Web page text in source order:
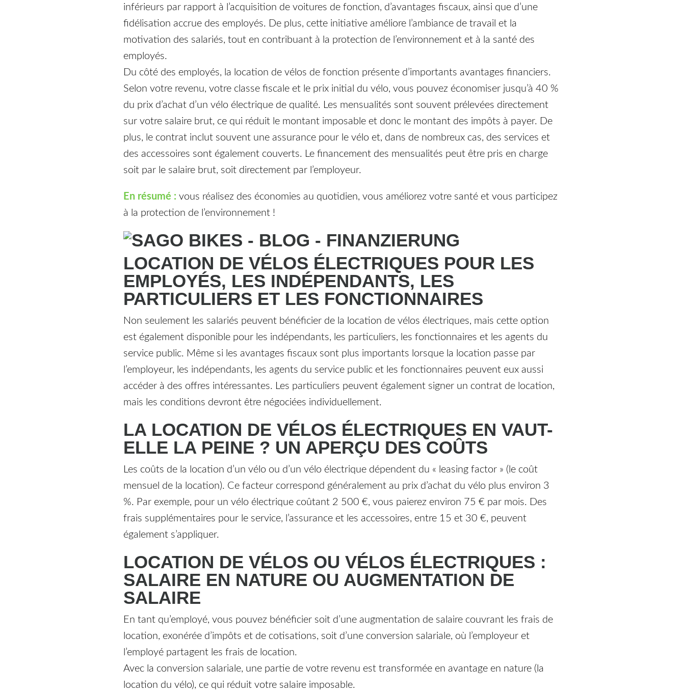
inférieurs par rapport à l’acquisition de voitures de fonction, d’avantages fiscaux, ainsi que d’une
fidélisation accrue des employés. De plus, cette initiative améliore l’ambiance de travail et la
motivation des salariés, tout en contribuant à la protection de l’environnement et à la santé des
employés.
Du côté des employés, la location de vélos de fonction présente d’importants avantages financiers.
Selon votre revenu, votre classe fiscale et le prix initial du vélo, vous pouvez économiser jusqu’à 40 %
du prix d’achat d’un vélo électrique de qualité. Les mensualités sont souvent prélevées directement
sur votre salaire brut, ce qui réduit le montant imposable et donc le montant des impôts à payer. De
plus, le contrat inclut souvent une assurance pour le vélo et, dans de nombreux cas, des services et
des accessoires sont également couverts. Le financement des mensualités peut être pris en charge
soit par le salaire brut, soit directement par l’employeur.
En résumé : vous réalisez des économies au quotidien, vous améliorez votre santé et vous participez
à la protection de l’environnement !
LOCATION DE VÉLOS ÉLECTRIQUES POUR LES
EMPLOYÉS, LES INDÉPENDANTS, LES
PARTICULIERS ET LES FONCTIONNAIRES
Non seulement les salariés peuvent bénéficier de la location de vélos électriques, mais cette option
est également disponible pour les indépendants, les particuliers, les fonctionnaires et les agents du
service public. Même si les avantages fiscaux sont plus importants lorsque la location passe par
l’employeur, les indépendants, les agents du service public et les fonctionnaires peuvent eux aussi
accéder à des offres intéressantes. Les particuliers peuvent également signer un contrat de location,
mais les conditions devront être négociées individuellement.
LA LOCATION DE VÉLOS ÉLECTRIQUES EN VAUT-
ELLE LA PEINE ? UN APERÇU DES COÛTS
Les coûts de la location d’un vélo ou d’un vélo électrique dépendent du « leasing factor » (le coût
mensuel de la location). Ce facteur correspond généralement au prix d’achat du vélo plus environ 3
%. Par exemple, pour un vélo électrique coûtant 2 500 €, vous paierez environ 75 € par mois. Des
frais supplémentaires pour le service, l’assurance et les accessoires, entre 15 et 30 €, peuvent
également s’appliquer.
LOCATION DE VÉLOS OU VÉLOS ÉLECTRIQUES :
SALAIRE EN NATURE OU AUGMENTATION DE
SALAIRE
En tant qu’employé, vous pouvez bénéficier soit d’une augmentation de salaire couvrant les frais de
location, exonérée d’impôts et de cotisations, soit d’une conversion salariale, où l’employeur et
l’employé partagent les frais de location.
Avec la conversion salariale, une partie de votre revenu est transformée en avantage en nature (la
location du vélo), ce qui réduit votre salaire imposable.